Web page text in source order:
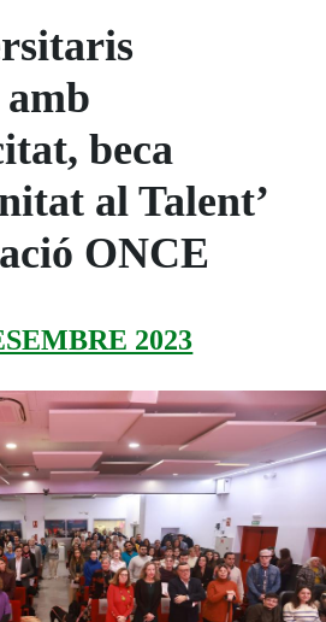
beca
al Talent’
ONCE
2023